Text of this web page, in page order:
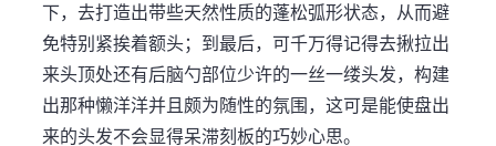
下，去打造出带些天然性质的蓬松弧形状态，从而避
免特别紧挨着额头；到最后，可千万得记得去揪拉出
来头顶处还有后脑勺部位少许的一丝一缕头发，构建
出那种懒洋洋并且颇为随性的氛围，这可是能使盘出
来的头发不会显得呆滞刻板的巧妙心思。